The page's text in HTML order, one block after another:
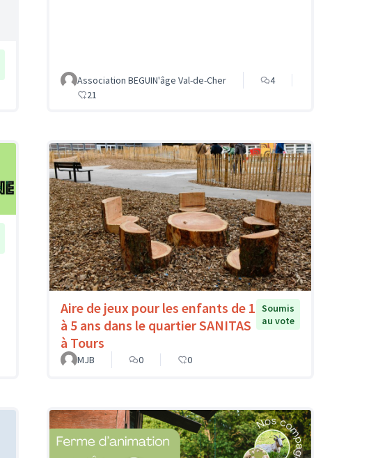
Association BEGUIN'âge Val-de-Cher
4
21
Aire de jeux pour les enfants de 1
à 5 ans dans le quartier SANITAS
à Tours
Soumis
au vote
MJB 0 0